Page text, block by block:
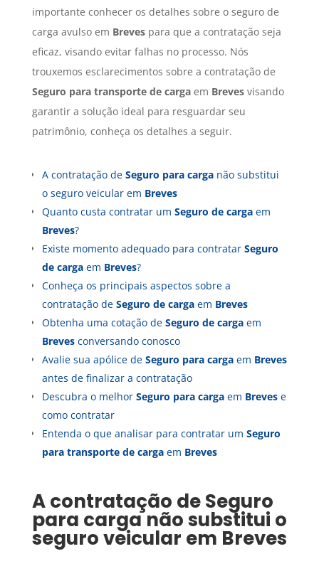
importante conhecer os detalhes sobre o seguro de
carga avulso em Brevespara que a contratação seja
eficaz, visando evitar falhas no processo. Nós
trouxemos esclarecimentos sobre a contratação de
Seguro para transporte de cargaem Brevesvisando
garantir a solução ideal para resguardar seu
patrimônio, conheça os detalhes a seguir.
A contratação de Seguro para carganão substitui
o seguro veicular em Breves
Quanto custa contratar um Seguro de cargaem
Breves?
Existe momento adequado para contratar Seguro
de cargaem Breves?
Conheça os principais aspectos sobre a
contratação de Seguro de cargaem Breves
Obtenha uma cotação de Seguro de cargaem
Brevesconversando conosco
Avalie sua apólice de Seguro para cargaem Breves
antes de finalizar a contratação
Descubra o melhor Seguro para cargaem Brevese
como contratar
Entenda o que analisar para contratar um Seguro
para transporte de cargaem Breves
A contratação deSeguro
para carganão substitui o
seguro veicular em Breves